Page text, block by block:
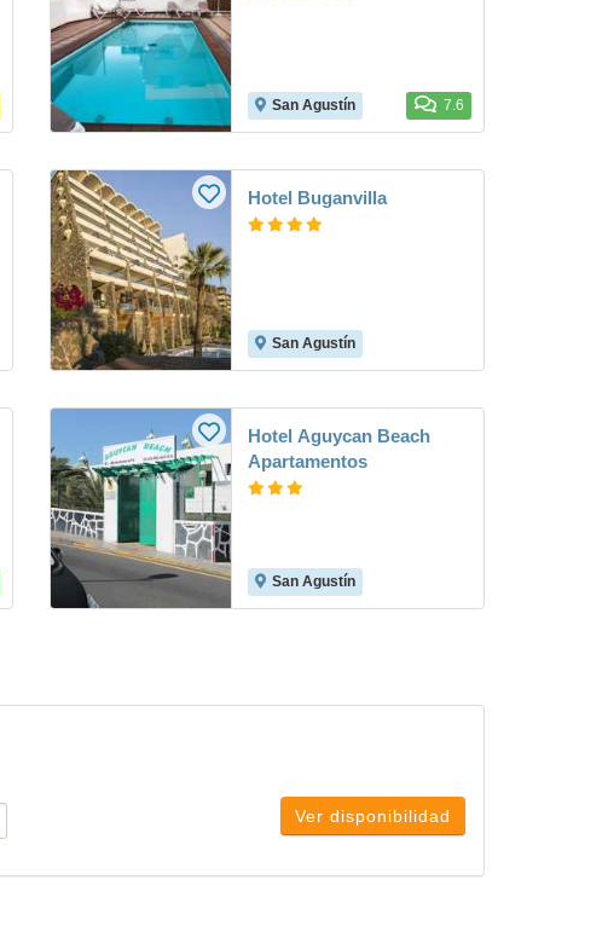
San Agustín 7.6
Hotel Buganvilla
San Agustín
Hotel Aguycan Beach
Apartamentos
San Agustín
Ver disponibilidad